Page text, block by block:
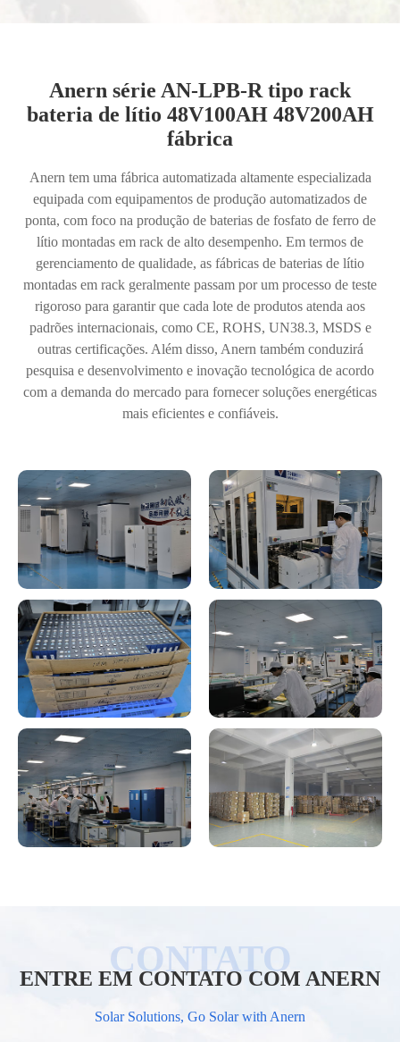
Anern série AN-LPB-R tipo rack
bateria de lítio 48V100AH 48V200AH
fábrica
Anern tem uma fábrica automatizada altamente especializada
equipada com equipamentos de produção automatizados de
ponta, com foco na produção de baterias de fosfato de ferro de
lítio montadas em rack de alto desempenho. Em termos de
gerenciamento de qualidade, as fábricas de baterias de lítio
montadas em rack geralmente passam por um processo de teste
rigoroso para garantir que cada lote de produtos atenda aos
padrões internacionais, como CE, ROHS, UN38.3, MSDS e
outras certificações. Além disso, Anern também conduzirá
pesquisa e desenvolvimento e inovação tecnológica de acordo
com a demanda do mercado para fornecer soluções energéticas
mais eficientes e confiáveis.
ENTRE EM CONTATO COM ANERN
Solar Solutions, Go Solar with Anern